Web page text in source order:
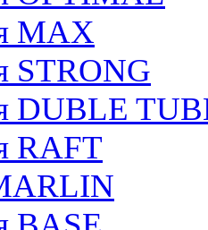
MAX
STRONG
DUBLE
RAFT